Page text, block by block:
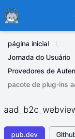
Ducafecat
página inicial
Jornada do Usuário
Provedores de
pacote de plug-ins
pub.dev